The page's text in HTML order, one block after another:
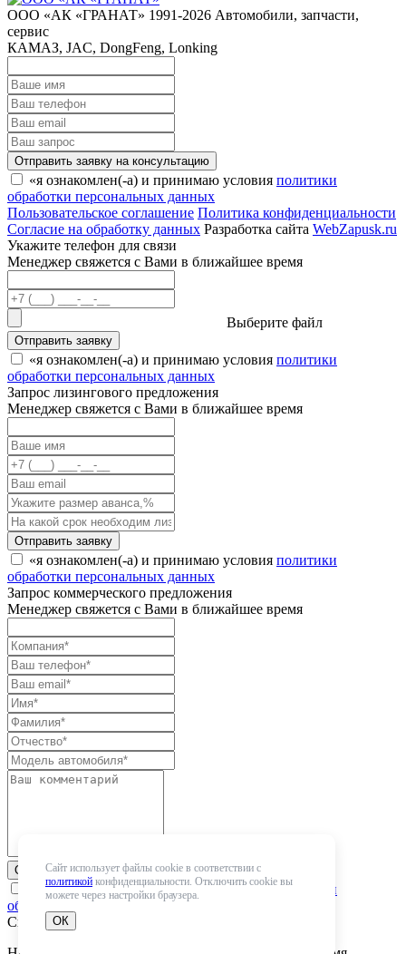
ООО «АК «ГРАНАТ» 1991-2026 Автомобили, запчасти,
сервис
КАМАЗ, JAC, DongFeng, Lonking
Отправить заявку на консультацию
«я ознакомлен(-а) и принимаю условия политики
обработки персональных данных
Пользовательское соглашение Политика конфиденциальности
Согласие на обработку данных Разработка сайта WebZapusk.ru
Сайт использует файлы cookie в соответствии с
политикой конфиденциальности. Отключить cookie вы
можете через настройки браузера.
ОК
Укажите телефон для связи
Менеджер свяжется с Вами в ближайшее время
Выберите файл
Отправить заявку
«я ознакомлен(-а) и принимаю условия политики
обработки персональных данных
Запрос лизингового предложения
Менеджер свяжется с Вами в ближайшее время
Отправить заявку
«я ознакомлен(-а) и принимаю условия политики
обработки персональных данных
Запрос коммерческого предложения
Менеджер свяжется с Вами в ближайшее время
Отправить заявку
«я ознакомлен(-а) и принимаю условияполитики
обработки персональных данных
Спасибо! Мы получили Вашу заявку